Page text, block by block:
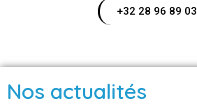
+32 28 96 89 03
Nos actualités